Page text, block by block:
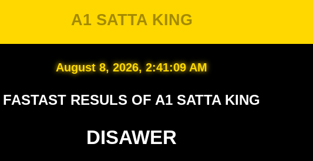
A1 SATTA KING
August 8, 2026, 2:41:10 AM
FASTAST RESULS OF A1 SATTA KING
DISAWER